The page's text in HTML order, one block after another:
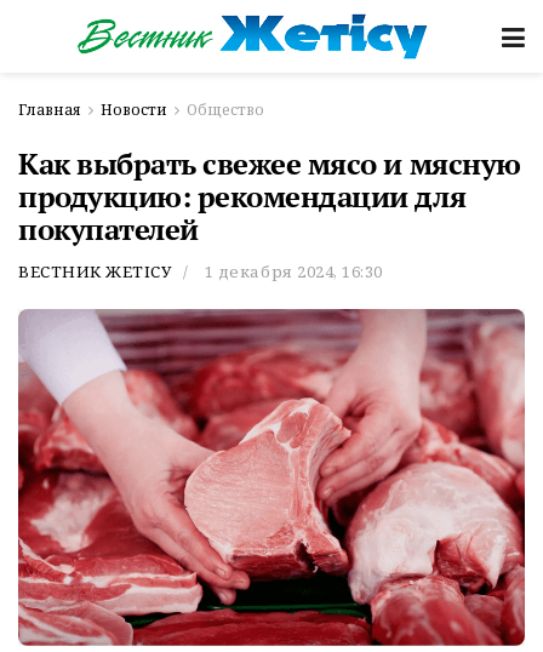
Главная Новости Общество
Как выбрать свежее мясо и мясную
продукцию: рекомендации для
покупателей
ВЕСТНИК ЖЕТІСУ 1 декабря 2024, 16:30